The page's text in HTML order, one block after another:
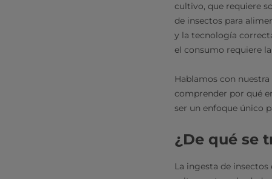
cultivo, que requiere
de insectos para
y la tecnología
el consumo requiere
Hablamos con
comprender por qué
ser un enfoque único
¿De qué se
La ingesta de